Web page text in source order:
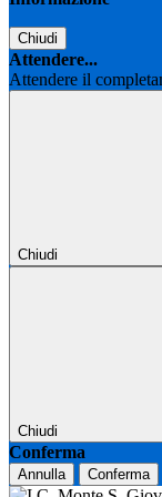
Chiudi
Attendere...
Attendere il
Chiudi
Chiudi
Conferma
Annulla Conferma